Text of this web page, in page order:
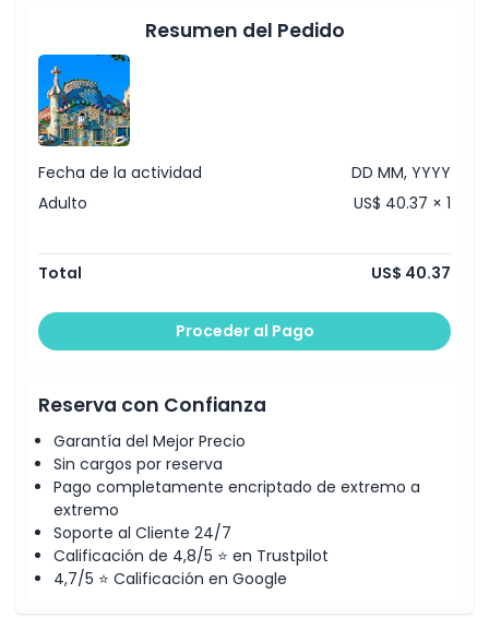
Resumen del Pedido
Fecha de la actividad
DD MM, YYYY
Adulto
US$ 40.37 × 1
Total US$ 40.37
Proceder al Pago
Reserva con Confianza
Garantía del Mejor Precio
Sin cargos por reserva
Pago completamente encriptado de extremo a
extremo
Soporte al Cliente 24/7
Calificación de 4,8/5 ⭐ en Trustpilot
4,7/5 ⭐ Calificación en Google